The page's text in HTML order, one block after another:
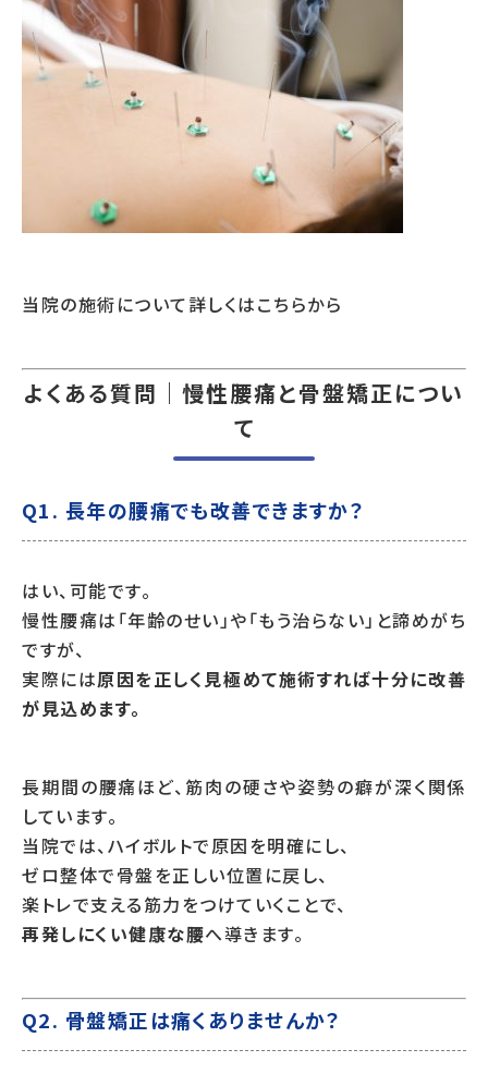
当院の施術について詳しくはこちらから
よくある質問｜慢性腰痛と骨盤矯正につい
て
Q1. 長年の腰痛でも改善できますか？
はい、可能です。
慢性腰痛は「年齢のせい」や「もう治らない」と諦めがち
ですが、
実際には原因を正しく見極めて施術すれば十分に改善
が見込めます。
長期間の腰痛ほど、筋肉の硬さや姿勢の癖が深く関係
しています。
当院では、ハイボルトで原因を明確にし、
ゼロ整体で骨盤を正しい位置に戻し、
楽トレで支える筋力をつけていくことで、
再発しにくい健康な腰へ導きます。
Q2. 骨盤矯正は痛くありませんか？